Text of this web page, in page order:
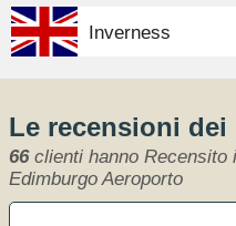
Inverness
Le recensioni
66clienti hanno Recensito
Edimburgo Aeroporto